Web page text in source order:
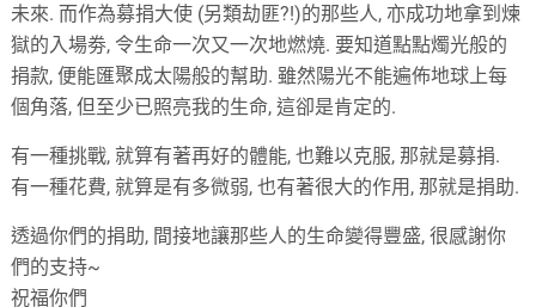
未來. 而作為募捐大使 (另類劫匪?!)的那些人, 亦成功地拿到煉
獄的入場劵, 令生命一次又一次地燃燒. 要知道點點燭光般的
捐款, 便能匯聚成太陽般的幫助. 雖然陽光不能遍佈地球上每
個角落, 但至少已照亮我的生命, 這卻是肯定的.
有一種挑戰, 就算有著再好的體能, 也難以克服, 那就是募捐.
有一種花費, 就算是有多微弱, 也有著很大的作用, 那就是捐助.
透過你們的捐助, 間接地讓那些人的生命變得豐盛, 很感謝你
們的支持~
祝福你們